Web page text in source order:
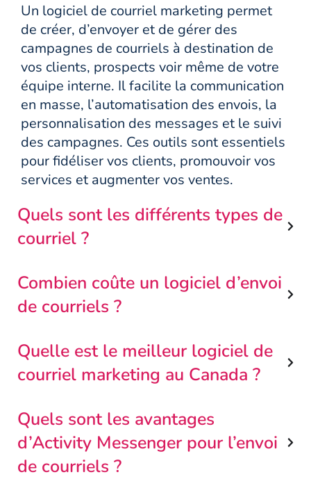
Un logiciel de courriel marketing permet
de créer, d’envoyer et de gérer des
campagnes de courriels à destination de
vos clients, prospects voir même de votre
équipe interne. Il facilite la communication
en masse, l’automatisation des envois, la
personnalisation des messages et le suivi
des campagnes. Ces outils sont essentiels
pour fidéliser vos clients, promouvoir vos
services et augmenter vos ventes.
Quels sont les différents types de
courriel ?
Combien coûte un logiciel d’envoi
de courriels ?
Quelle est le meilleur logiciel de
courriel marketing au Canada ?
Quels sont les avantages
d’Activity Messenger pour l’envoi
de courriels ?